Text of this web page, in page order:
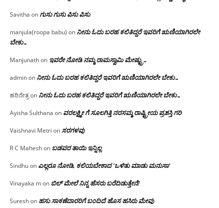
Savitha onಗುಸು ಗುಸು ಪಿಸು ಪಿಸು
manjula(roopa babu) on ನೀನು ಓದು ಬರಹ ಕಲಿತಿದ್ದರೆ ಇವರಿಗೆ ಋಣಿಯಾಗಿರಲೇ
ಬೇಕು…
Manjunathon ಇವರೇ‌ ನೋಡಿ‌ ನಮ್ಮ‌ ರಾಮಸ್ವಾಮಿ ಮೇಷ್ಟ್ರು…
adminon ನೀನು ಓದು ಬರಹ ಕಲಿತಿದ್ದರೆ ಇವರಿಗೆ ಋಣಿಯಾಗಿರಲೇ ಬೇಕು…
ಹರಿನೇತ್ರon ನೀನು ಓದು ಬರಹ ಕಲಿತಿದ್ದರೆ ಇವರಿಗೆ ಋಣಿಯಾಗಿರಲೇ ಬೇಕು…
Ayisha Sulthana on ವರಲಕ್ಷ್ಮೀ ಗೆ ಸೂಲಗಿತ್ತಿ ನರಸಮ್ಮ‌ ರಾಷ್ಟ್ರೀಯ ಪ್ರಶಸ್ತಿ ಗರಿ
Vaishnavi Metri onಸರಗಳವು
R C Maheshon ಬಡವರ ತಾಯಿ ಇನ್ನಿಲ್ಲ
Sindhuon ಎಲ್ಲರೂ ನೋಡಿ, ಕಲಿಯಬೇಕಾದ ‘ಒಳಿತು ಮಾಡು ಮನುಸಾ’
Vinayaka mon ಬಿಲ್ ಮೇಲೆ ನಿನ್ನ ಹೆಸರು ಬರೆದಿಡುತ್ತೇನೆ!
Sureshon ಹಸು ಸಾಕಣೆದಾರರಿಗೆ ಬಂದಿದೆ ಹೊಸ ಹಸಿರು ಮೇವು